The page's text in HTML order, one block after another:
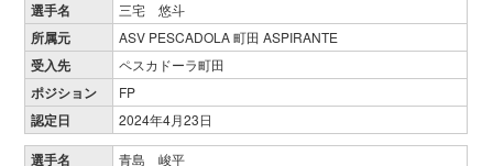
選手名 三宅 悠斗
所属元 ASV PESCADOLA 町田 ASPIRANTE
受入先 ペスカドーラ町田
ポジション FP
認定日 2024年4月23日
選手名 青島 峻平